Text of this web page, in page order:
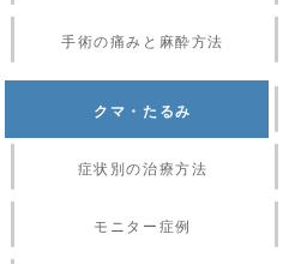
手術の痛みと麻酔方法
クマ・たるみ
症状別の治療方法
モニター症例